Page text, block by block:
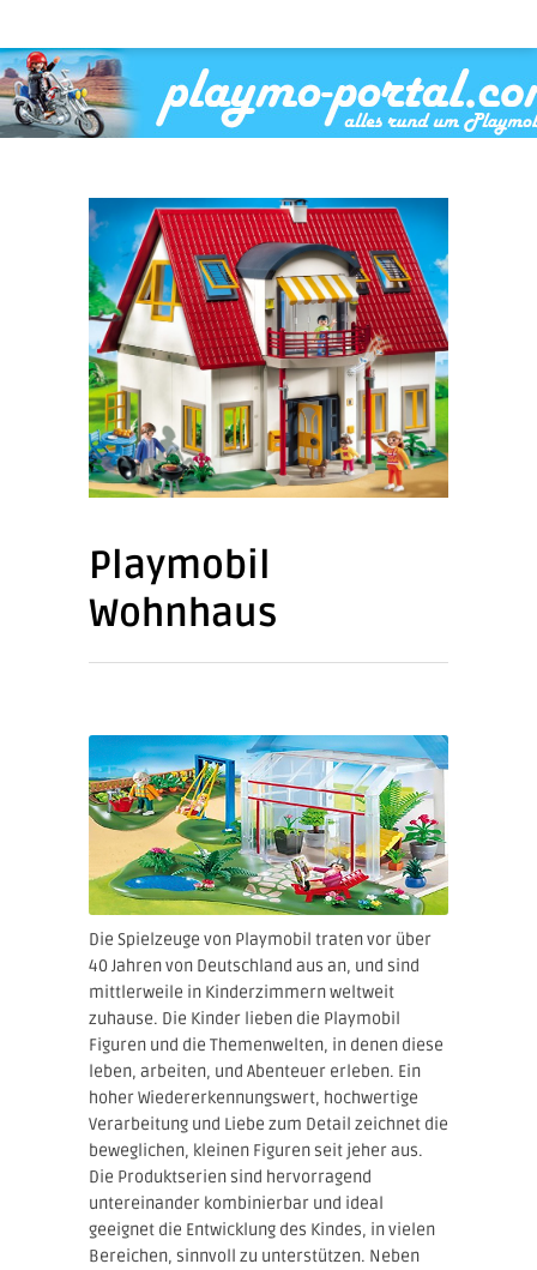
Playmobil
Wohnhaus
Die Spielzeuge von Playmobil traten vor über
40 Jahren von Deutschland aus an, und sind
mittlerweile in Kinderzimmern weltweit
zuhause. Die Kinder lieben die Playmobil
Figuren und die Themenwelten, in denen diese
leben, arbeiten, und Abenteuer erleben. Ein
hoher Wiedererkennungswert, hochwertige
Verarbeitung und Liebe zum Detail zeichnet die
beweglichen, kleinen Figuren seit jeher aus.
Die Produktserien sind hervorragend
untereinander kombinierbar und ideal
geeignet die Entwicklung des Kindes, in vielen
Bereichen, sinnvoll zu unterstützen. Neben